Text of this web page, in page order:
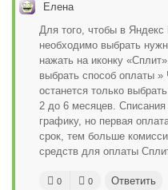
Елена
Для того, чтобы в
необходимо выбрать
нажать на иконку
выбрать способ оплаты
останется только
2 до 6 месяцев. Списания
графику, но первая
срок, тем больше
средств для оплаты
0 0 Ответить